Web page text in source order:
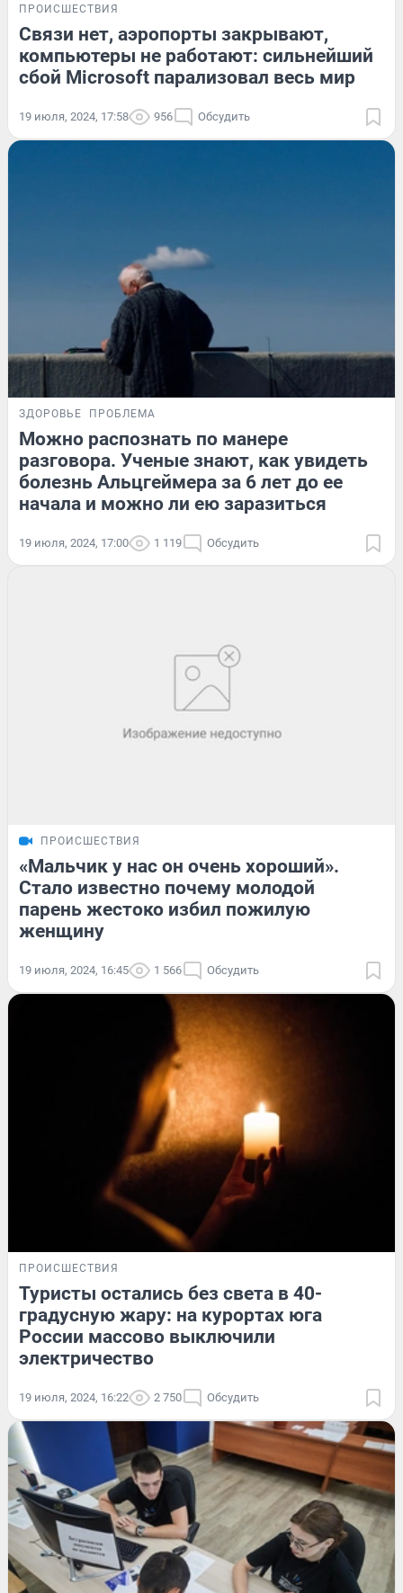
ПРОИСШЕСТВИЯ
Связи нет, аэропорты закрывают,
компьютеры не работают: сильнейший
сбой Microsoft парализовал весь мир
19 июля, 2024, 17:58 956 Обсудить
ЗДОРОВЬЕ ПРОБЛЕМА
Можно распознать по манере
разговора. Ученые знают, как увидеть
болезнь Альцгеймера за 6 лет до ее
начала и можно ли ею заразиться
19 июля, 2024, 17:00 1 119 Обсудить
ПРОИСШЕСТВИЯ
«Мальчик у нас он очень хороший».
Стало известно почему молодой
парень жестоко избил пожилую
женщину
19 июля, 2024, 16:45 1 566 Обсудить
ПРОИСШЕСТВИЯ
Туристы остались без света в 40-
градусную жару: на курортах юга
России массово выключили
электричество
19 июля, 2024, 16:22 2 750 Обсудить